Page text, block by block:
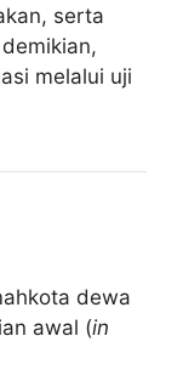
serta
melalui uji
dewa
awal (in